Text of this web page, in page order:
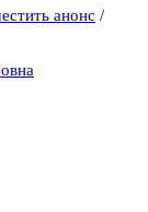
анонс /